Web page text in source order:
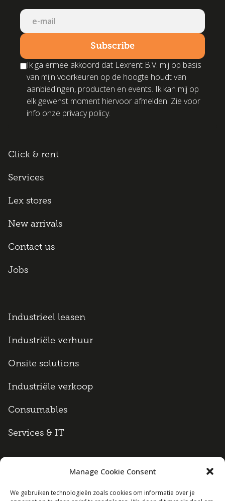
Manage Cookie Consent
We gebruiken technologieën zoals cookies om informatie over je
Ik ga ermee akkoord dat Lexrent B.V. mij op basis
van mijn voorkeuren op de hoogte houdt van
aanbiedingen, producten en events. Ik kan mij op
elk gewenst moment hiervoor afmelden. Zie voor
info onze privacy policy.
Click & rent
Services
Lex stores
New arrivals
Contact us
Jobs
Industrieel leasen
Industriële verhuur
Onsite solutions
Industriële verkoop
Consumables
Services & IT